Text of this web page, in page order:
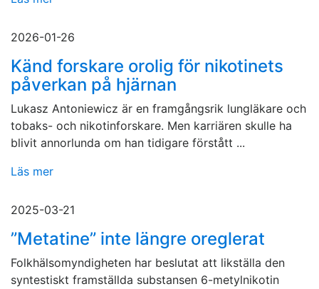
2026-01-26
Känd forskare orolig för nikotinets
påverkan på hjärnan
Lukasz Antoniewicz är en framgångsrik lungläkare och
tobaks- och nikotinforskare. Men karriären skulle ha
blivit annorlunda om han tidigare förstått ...
Läs mer
2025-03-21
”Metatine” inte längre oreglerat
Folkhälsomyndigheten har beslutat att likställa den
syntestiskt framställda substansen 6-metylnikotin